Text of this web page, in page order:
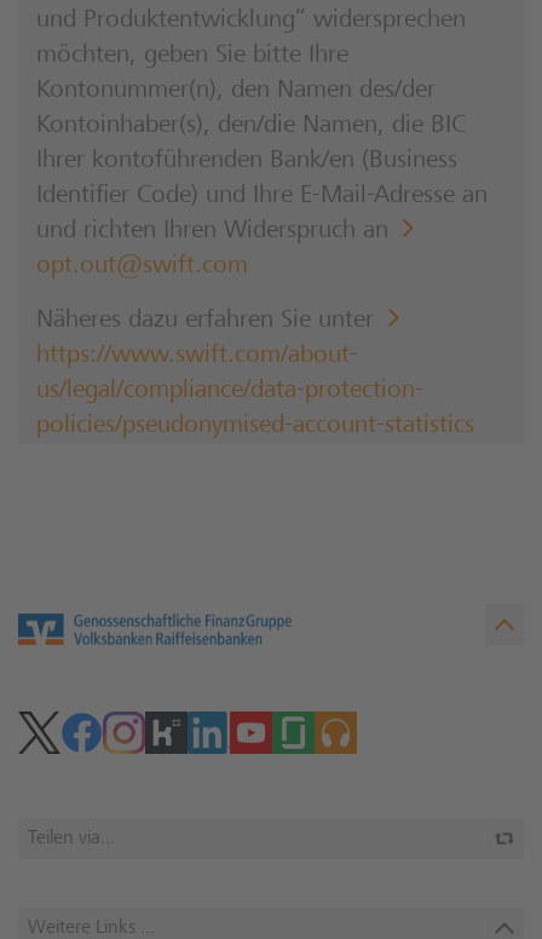
und Produktentwicklung“ widersprechen
möchten, geben Sie bitte Ihre
Kontonummer(n), den Namen des/der
Kontoinhaber(s), den/die Namen, die BIC
Ihrer kontoführenden Bank/en (Business
Identifier Code) und Ihre E-Mail-Adresse an
und richten Ihren Widerspruch an
opt.out@swift.com
Näheres dazu erfahren Sie unter
https://www.swift.com/about-
us/legal/compliance/data-protection-
policies/pseudonymised-account-statistics
Teilen via...
Weitere Links ...